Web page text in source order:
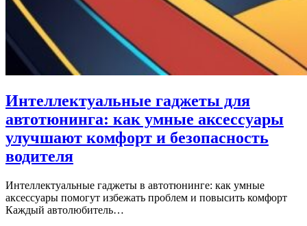
Интеллектуальные гаджеты для
автотюнинга: как умные аксессуары
улучшают комфорт и безопасность
водителя
Интеллектуальные гаджеты в автотюнинге: как умные
аксессуары помогут избежать проблем и повысить комфорт
Каждый автолюбитель…